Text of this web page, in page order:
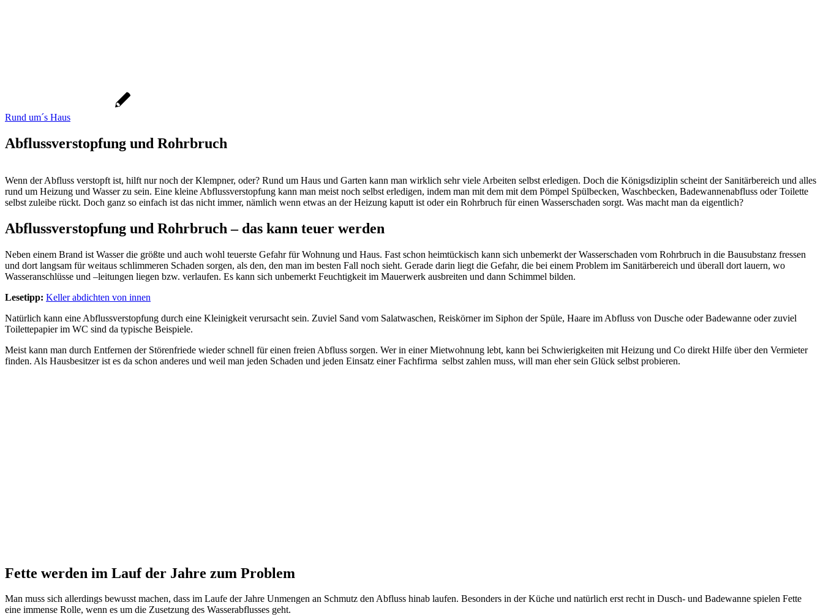
Rund um´s Haus
Abflussverstopfung und Rohrbruch
Wenn der Abfluss verstopft ist, hilft nur noch der Klempner, oder? Rund um Haus und Garten kann man wirklich sehr viele Arbeiten selbst erledigen. Doch die Königsdiziplin scheint der Sanitärbereich und alles
rund um Heizung und Wasser zu sein. Eine kleine Abflussverstopfung kann man meist noch selbst erledigen, indem man mit dem mit dem Pömpel Spülbecken, Waschbecken, Badewannenabfluss oder Toilette
selbst zuleibe rückt. Doch ganz so einfach ist das nicht immer, nämlich wenn etwas an der Heizung kaputt ist oder ein Rohrbruch für einen Wasserschaden sorgt. Was macht man da eigentlich?
Abflussverstopfung und Rohrbruch – das kann teuer werden
Neben einem Brand ist Wasser die größte und auch wohl teuerste Gefahr für Wohnung und Haus. Fast schon heimtückisch kann sich unbemerkt der Wasserschaden vom Rohrbruch in die Bausubstanz fressen
und dort langsam für weitaus schlimmeren Schaden sorgen, als den, den man im besten Fall noch sieht. Gerade darin liegt die Gefahr, die bei einem Problem im Sanitärbereich und überall dort lauern, wo
Wasseranschlüsse und –leitungen liegen bzw. verlaufen. Es kann sich unbemerkt Feuchtigkeit im Mauerwerk ausbreiten und dann Schimmel bilden.
Lesetipp: Keller abdichten von innen
Natürlich kann eine Abflussverstopfung durch eine Kleinigkeit verursacht sein. Zuviel Sand vom Salatwaschen, Reiskörner im Siphon der Spüle, Haare im Abfluss von Dusche oder Badewanne oder zuviel
Toilettepapier im WC sind da typische Beispiele.
Meist kann man durch Entfernen der Störenfriede wieder schnell für einen freien Abfluss sorgen. Wer in einer Mietwohnung lebt, kann bei Schwierigkeiten mit Heizung und Co direkt Hilfe über den Vermieter
finden. Als Hausbesitzer ist es da schon anderes und weil man jeden Schaden und jeden Einsatz einer Fachfirma selbst zahlen muss, will man eher sein Glück selbst probieren.
Fette werden im Lauf der Jahre zum Problem
Man muss sich allerdings bewusst machen, dass im Laufe der Jahre Unmengen an Schmutz den Abfluss hinab laufen. Besonders in der Küche und natürlich erst recht in Dusch- und Badewanne spielen Fette
eine immense Rolle, wenn es um die Zusetzung des Wasserabflusses geht.